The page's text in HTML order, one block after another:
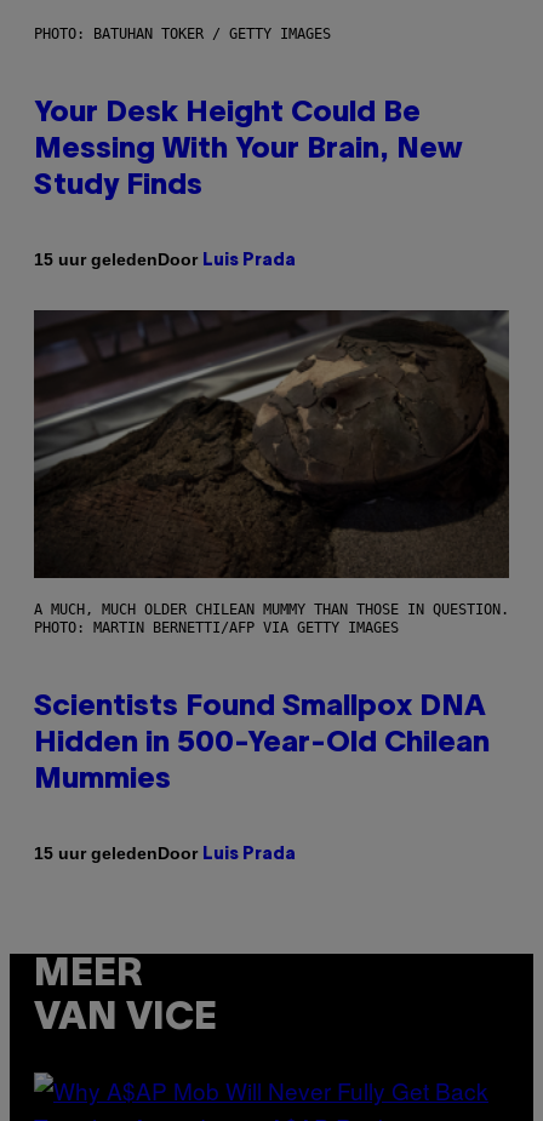
PHOTO: BATUHAN TOKER / GETTY IMAGES
Your Desk Height Could Be
Messing With Your Brain, New
Study Finds
15 uur geledenDoor Luis Prada
A MUCH, MUCH OLDER CHILEAN MUMMY THAN THOSE IN QUESTION.
PHOTO: MARTIN BERNETTI/AFP VIA GETTY IMAGES
Scientists Found Smallpox DNA
Hidden in 500-Year-Old Chilean
Mummies
15 uur geledenDoor Luis Prada
MEER
VAN VICE